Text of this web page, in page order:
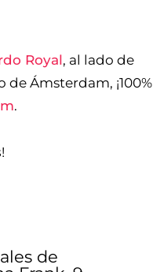
Royal, al lado de
Ámsterdam, ¡100%
.
!
de